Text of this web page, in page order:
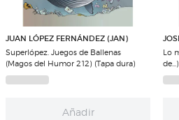
JUAN LÓPEZ FERNÁNDEZ (JAN)
Superlópez. Juegos de Ballenas
(Magos del Humor 212) (Tapa dura)
Añadir
Lo